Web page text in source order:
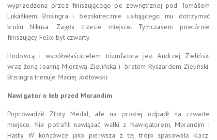
wyprzedzona przez finiszującego po zewnętrznej pod Tomášem
Lukáškiem Brisingra i bezskutecznie usiłującego mu dotrzymać
kroku Nikusa. Zajęła trzecie miejsce. Tymczasem powtórnie
finiszujący Felix był czwarty.
Hodowcą i współwłaścicielem triumfatora jest Andrzej Zieliński
wraz żoną Joanną Mierzwą-Zielińską i bratem Ryszardem Zieliński.
Brisingra trenuje Maciej Jodłowski.
Nawigator o łeb przed Morandim
Poprowadził Złoty Medal, ale na prostej odpadł na czwarte
miejsce. Nie potrafił nawiązać walki z Nawigatorem, Morandim i
Hasty. W końcówce jako pierwsza z tej trójki spasowała klacz.